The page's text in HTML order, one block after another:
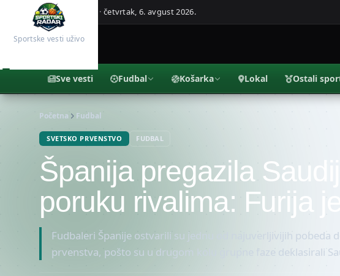
Sportske vesti uživo
Beograd, Srbija · četvrtak, 6. avgust 2026.
Sve vesti Fudbal Košarka Lokal Ostali
Početna Fudbal
SVETSKO PRVENSTVO FUDBAL
Španija pregazila
poruku rivalima: Furija
Fudbaleri Španije ostvarili su jednu od najuverljivijih pobeda
prvenstva, pošto su u drugom kolu grupne faze deklasirali